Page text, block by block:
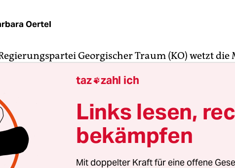
Oertel
Georgischer Traum (KO) wetzt die
der Fraktionschef der KO, Mamuka
Gesetzesentwurf über „ausländische Agenten“
zu wollen. Dieser werde derselbe wie im
Ausland finanzierte Organisationen würden
der Interessen eines ausländischen Staates
In der vorherigen Version war noch von Agenten
taz zahl ich
Links lesen,
bekämpfen
Mit doppelter Kraft für eine offene